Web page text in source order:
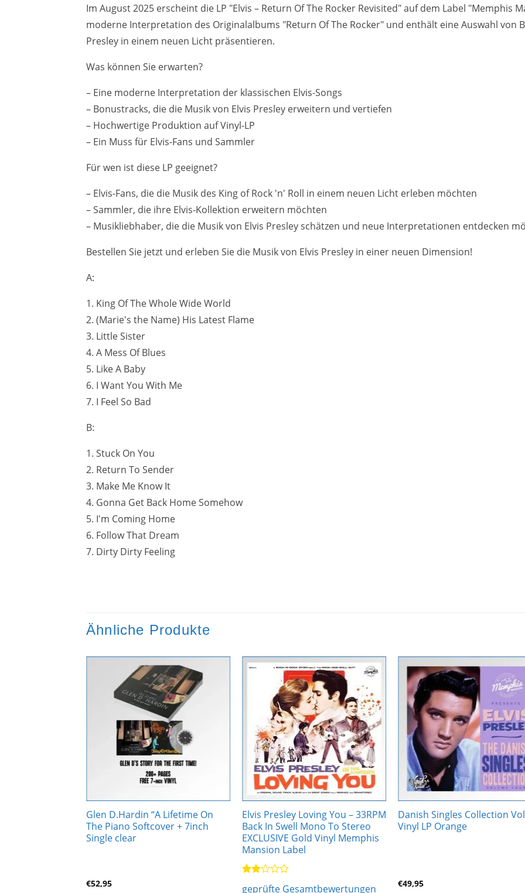
Im August 2025 erscheint die LP "Elvis – Return Of The Rocker Revisited" auf dem Label "Memphis
moderne Interpretation des Originalalbums "Return Of The Rocker" und enthält eine Auswahl von
Presley in einem neuen Licht präsentieren.
Was können Sie erwarten?
– Eine moderne Interpretation der klassischen Elvis-Songs
– Bonustracks, die die Musik von Elvis Presley erweitern und vertiefen
– Hochwertige Produktion auf Vinyl-LP
– Ein Muss für Elvis-Fans und Sammler
Für wen ist diese LP geeignet?
– Elvis-Fans, die die Musik des King of Rock 'n' Roll in einem neuen Licht erleben möchten
– Sammler, die ihre Elvis-Kollektion erweitern möchten
– Musikliebhaber, die die Musik von Elvis Presley schätzen und neue Interpretationen entdecken
Bestellen Sie jetzt und erleben Sie die Musik von Elvis Presley in einer neuen Dimension!
A:
1. King Of The Whole Wide World
2. (Marie's the Name) His Latest Flame
3. Little Sister
4. A Mess Of Blues
5. Like A Baby
6. I Want You With Me
7. I Feel So Bad
B:
1. Stuck On You
2. Return To Sender
3. Make Me Know It
4. Gonna Get Back Home Somehow
5. I'm Coming Home
6. Follow That Dream
7. Dirty Dirty Feeling
Ähnliche Produkte
Zur
Wunschliste
hinzufügen
Glen D.Hardin “A Lifetime On
The Piano Softcover + 7inch
Single clear
€52,95
Zur
Wunschliste
hinzufügen
Elvis Presley Loving You – 33RPM
Back In Swell Mono To Stereo
EXCLUSIVE Gold Vinyl Memphis
Mansion Label
geprüfte Gesamtbewertungen
Zur
Danish Singles Collection
Vinyl LP Orange
€49,95